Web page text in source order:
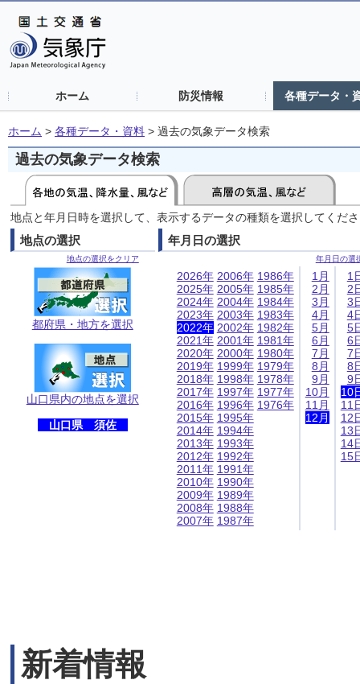
ホーム 防災情報 各種データ・
ホーム > 各種データ・資料 > 過去の気象データ検索
過去の気象データ検索
地点と年月日時を選択して、表示するデータの種類を選択してくだ
地点の選択
地点の選択をクリア
都府県・地方を選択
山口県内の地点を選択
山口県 須佐
年月日の選択
年月日の選
2026年
2025年
2024年
2023年
2022年
2021年
2020年
2019年
2018年
2017年
2016年
2015年
2014年
2013年
2012年
2011年
2010年
2009年
2008年
2007年
2006年
2005年
2004年
2003年
2002年
2001年
2000年
1999年
1998年
1997年
1996年
1995年
1994年
1993年
1992年
1991年
1990年
1989年
1988年
1987年
1986年
1985年
1984年
1983年
1982年
1981年
1980年
1979年
1978年
1977年
1976年
1月
2月
3月
4月
5月
6月
7月
8月
9月
10月
11月
12月
1
2
3
4
5
6
7
8
9
10
11
12
13
14
15
新着情報